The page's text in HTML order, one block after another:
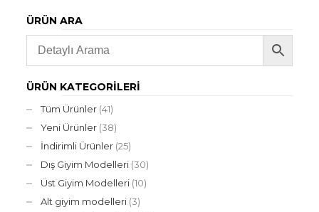
ÜRÜN ARA
ÜRÜN KATEGORILERI
Tüm Ürünler (41)
Yeni Ürünler (38)
İndirimli Ürünler (25)
Dış Giyim Modelleri (30)
Üst Giyim Modelleri (10)
Alt giyim modelleri (3)